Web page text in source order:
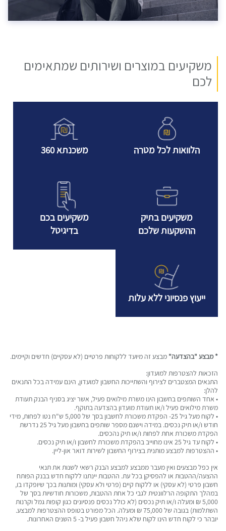
משקיעים במוצרים ושירותים שמתאימים
לכם
הלוואות לכל מטרה משכנתא 360
משקיעים בתיק
ההשקעות שלכם
משקיעים בכם
בדיגיטל
ייעוץ פנסיוני ללא עלות
* מבצע "בהצדעה" מבצע זה מיועד ללקוחות פרטיים (לא עסקיים) חדשים וקיימים.
הזכאות להצטרפות למועדון:
התנאים המצטברים לצירוף והשתייכות החשבון למועדון, הינם עמידה בכל התנאים
להלן:
• אחד השותפים בחשבון הינו משרת מילואים פעיל, אשר יציג בסניף הבנק תעודת
משרת מילואים פעיל ו/או תעודת מועדון בהצדעה בתוקף.
• לקוח מעל גיל 25- הפקדת משכורת לחשבון בסך של 5,000 ש"ח נטו לפחות, מידי
חודש ו/או תיק נכסים. במידה וישנם מספר שותפים בחשבון מעל גיל 25 נדרשת
הפקדת משכורת אחת לפחות ו/או תיק נהכסים.
• לקוח עד גיל 25 אינו מחוייב בהפקדת משכורת לחשבון ו/או תיק נכסים.
• ההצטרפות למבצע מותנית בצירוף החשבון לשירות דואר און-ליין.
אין כפל מבצעים ואין מעבר ממבצע למבצע הבנק רשאי לשנות את תנאי
ההצעה/ההטבות או להפסיקן בכל עת. ההטבות יינתנו ללקוח חדש בבנק הפותח
חשבון פרטי (לא עסקי) או ללקוח קיים (פרטי ולא עסקי) ומותנות בכך שיופקדו בו,
במהלך התקופה הרלוונטית לגבי כל אחת ההטבות, משכורות חודשיות בסך של
5,000 ₪ ומעלה ו/או תיק נכסים (לא כולל נכסים פנסיונים כגון קופות גמל וקרנות
השתלמות) בגובה של 75,000 ₪ ומעלה. הכל מפורט בטופס ההצטרפות למבצע.
יובהר כי לקוח חדש הינו לקוח שלא ניהל חשבון פעיל ב- 5 השנים האחרונות.